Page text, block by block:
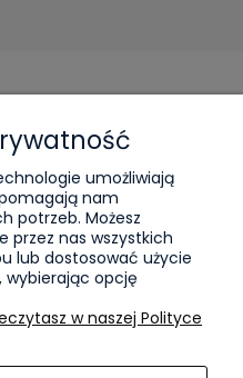
umożliwiają
nam
potrzeb. Możesz
przez nas wszystkich
lub dostosować użycie
wybierając opcję
w naszej Polityce